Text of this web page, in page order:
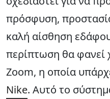
πρόσφυση,
καλή αίσθηση
περίπτωση θα φανεί
Zoom, η οποία
Nike. Αυτό το